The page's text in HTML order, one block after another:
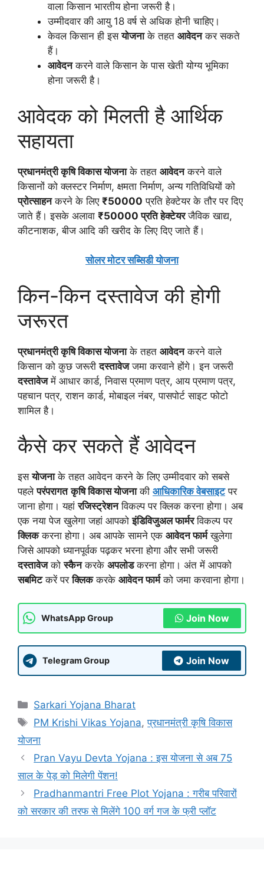
वाला किसान भारतीय होना जरूरी है।
उम्मीदवार की आयु 18 वर्ष से अधिक होनी चाहिए।
केवल किसान ही इसयोजनाके तहत आवेदनकर सकते
हैं।
आवेदनकरने वाले किसान के पास खेती योग्य भूमिका
होना जरूरी है।
आवेदक को मिलती है आर्थिक
सहायता
प्रधानमंत्री कृषि विकास योजनाके तहत आवेदनकरने वाले
किसानों को क्लस्टर निर्माण, क्षमता निर्माण, अन्य गतिविधियों को
प्रोत्साहनकरने के लिए ₹50000 प्रति हेक्टेयर के तौर पर दिए
जाते हैं। इसके अलावा ₹50000 प्रति हेक्टेयरजैविक खाद्य,
कीटनाशक, बीज आदि की खरीद के लिए दिए जाते हैं।
सोलर मोटर सब्सिडी योजना
किन-किन दस्तावेज की होगी
जरूरत
प्रधानमंत्री कृषि विकास योजनाके तहत आवेदनकरने वाले
किसान को कुछ जरूरीदस्तावेजजमा करवाने होंगे। इन जरूरी
दस्तावेजमें आधार कार्ड, निवास प्रमाण पत्र, आय प्रमाण पत्र,
पहचान पत्र, राशन कार्ड, मोबाइल नंबर, पासपोर्ट साइट फोटो
शामिल है।
कैसे कर सकते हैं आवेदन
इसयोजनाके तहत आवेदन करने के लिए उम्मीदवार को सबसे
पहलेपरंपरागत कृषि विकास योजनाकी आधिकारिक वेबसाइटपर
जाना होगा। यहांरजिस्ट्रेशनविकल्प पर क्लिक करना होगा। अब
एक नया पेज खुलेगा जहां आपकोइंडिविजुअल फार्मरविकल्प पर
क्लिककरना होगा। अब आपके सामने एक आवेदन फार्मखुलेगा
जिसे आपको ध्यानपूर्वक पढ़कर भरना होगा और सभी जरूरी
दस्तावेजकोस्कैनकरके अपलोडकरना होगा। अंत में आपको
सबमिटकरें परक्लिककरके आवेदन फार्मको जमा करवाना होगा।
WhatsApp Group Join Now
Telegram Group Join Now
Categories
Sarkari Yojana Bharat
Tags
PM Krishi Vikas Yojana,प्रधानमंत्री कृषि विकास
योजना
Pran Vayu Devta Yojana : इस योजना से अब 75
साल के पेड़ को मिलेगी पेंशन!
Pradhanmantri Free Plot Yojana : गरीब परिवारों
को सरकार की तरफ से मिलेंगे 100 वर्ग गज के फ्री प्लॉट